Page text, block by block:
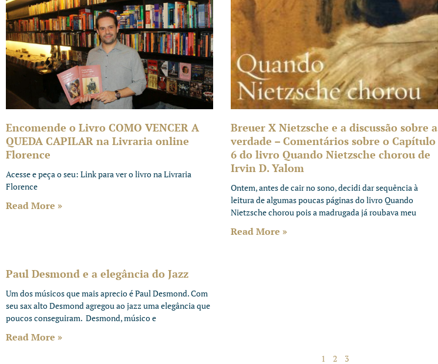
Encomende o Livro COMO VENCER A
QUEDA CAPILAR na Livraria online
Florence
Acesse e peça o seu: Link para ver o livro na Livraria
Florence
Read More »
Breuer X Nietzsche e a discussão sobre a
verdade – Comentários sobre o Capítulo
6 do livro Quando Nietzsche chorou de
Irvin D. Yalom
Ontem, antes de cair no sono, decidi dar sequência à
leitura de algumas poucas páginas do livro Quando
Nietzsche chorou pois a madrugada já roubava meu
Read More »
Paul Desmond e a elegância do Jazz
Um dos músicos que mais aprecio é Paul Desmond. Com
seu sax alto Desmond agregou ao jazz uma elegância que
poucos conseguiram. Desmond, músico e
Read More »
1 2 3